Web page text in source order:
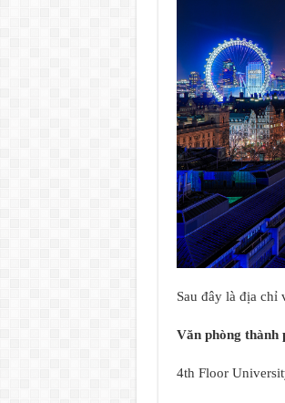
Sau đây là địa chỉ
Văn phòng thành
4th Floor